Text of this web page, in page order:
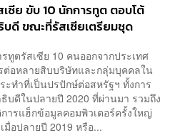
ซีย ขับ 10 นักการทูต ตอบโต้
บดี ขณะที่รัสเซียเตรียมชุด
ทูตรัสเซีย 10 คนออกจากประเทศ
ต่อหลายสิบบริษัทและกลุ่มบุคคลใน
ะทำที่เป็นปรปักษ์ต่อสหรัฐฯ ทั้งการ
บดีในปลายปี 2020 ที่ผ่านมา รวมถึง
ารแฮ็กข้อมูลคอมพิวเตอร์ครั้งใหญ่
อปลายปี 2019 หรือ...